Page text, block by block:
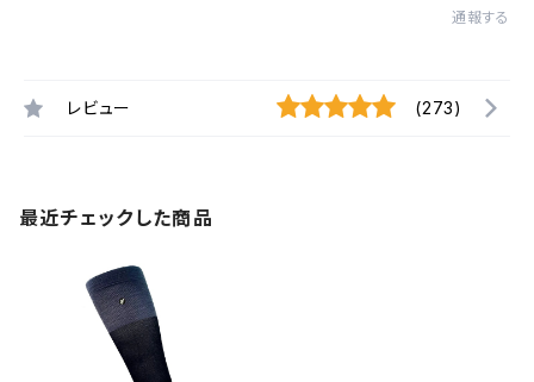
通報する
レビュー (273)
最近チェックした商品